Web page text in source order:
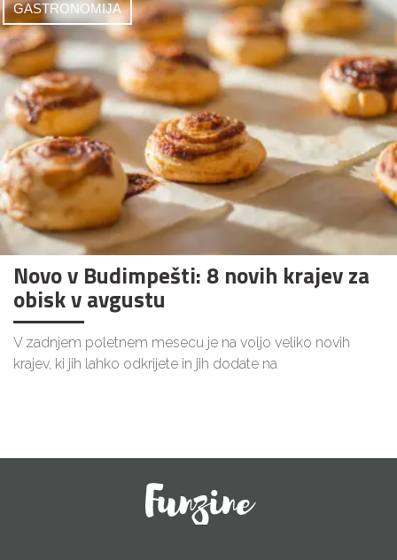
GASTRONOMIJA
Novo v Budimpešti: 8 novih krajev za
obisk v avgustu
V zadnjem poletnem mesecu je na voljo veliko novih
krajev, ki jih lahko odkrijete in jih dodate na